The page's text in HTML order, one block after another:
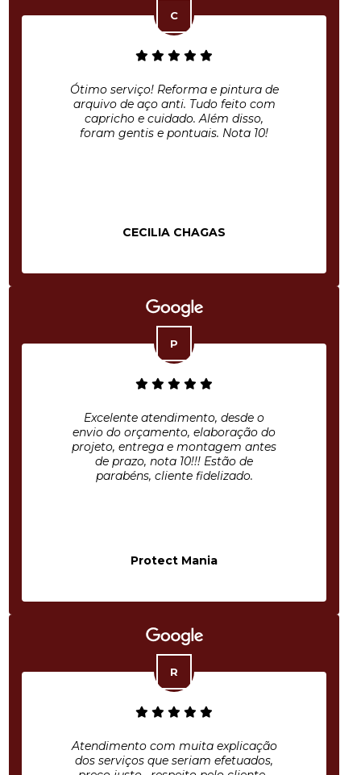
Ótimo serviço! Reforma e pintura de
arquivo de aço anti. Tudo feito com
capricho e cuidado. Além disso,
foram gentis e pontuais. Nota 10!
CECILIA CHAGAS
Excelente atendimento, desde o
envio do orçamento, elaboração do
projeto, entrega e montagem antes
de prazo, nota 10!!! Estão de
parabéns, cliente fidelizado.
Protect Mania
Atendimento com muita explicação
dos serviços que seriam efetuados,